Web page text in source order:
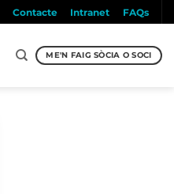
Contacte Intranet FAQs
ME'N FAIG SÒCIA O SOCI